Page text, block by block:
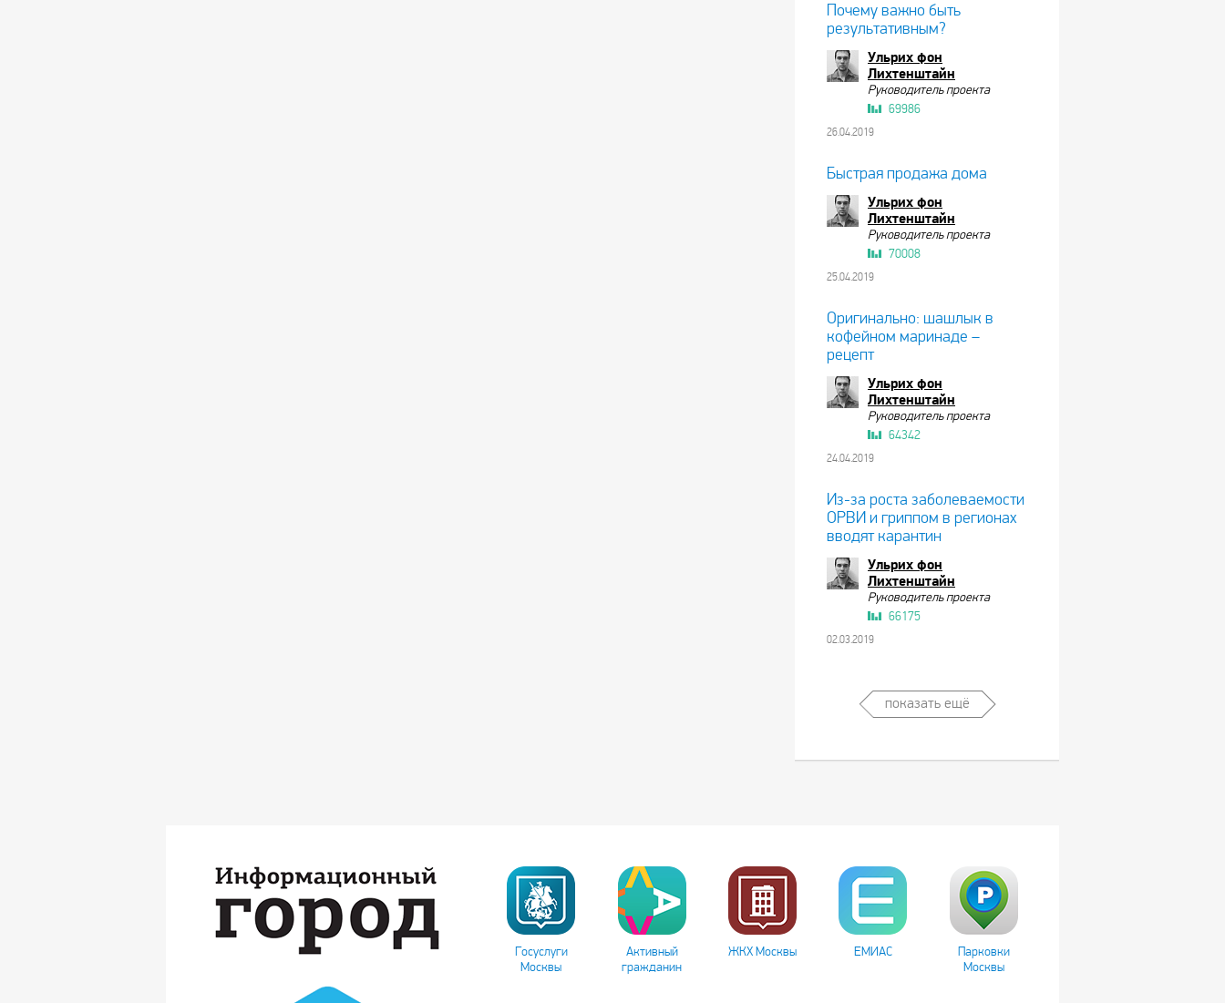
Почему важно быть
результативным?
Ульрих фон
Лихтенштайн
Руководитель проекта
69986
26.04.2019
Быстрая продажа дома
Ульрих фон
Лихтенштайн
Руководитель проекта
70008
25.04.2019
Оригинально: шашлык в
кофейном маринаде –
рецепт
Ульрих фон
Лихтенштайн
Руководитель проекта
64342
24.04.2019
Из-за роста заболеваемости
ОРВИ и гриппом в регионах
вводят карантин
Ульрих фон
Лихтенштайн
Руководитель проекта
66175
02.03.2019
показать ещё
Госуслуги
Москвы
Активный
гражданин
ЖКХ Москвы ЕМИАС
Парковки
Москвы